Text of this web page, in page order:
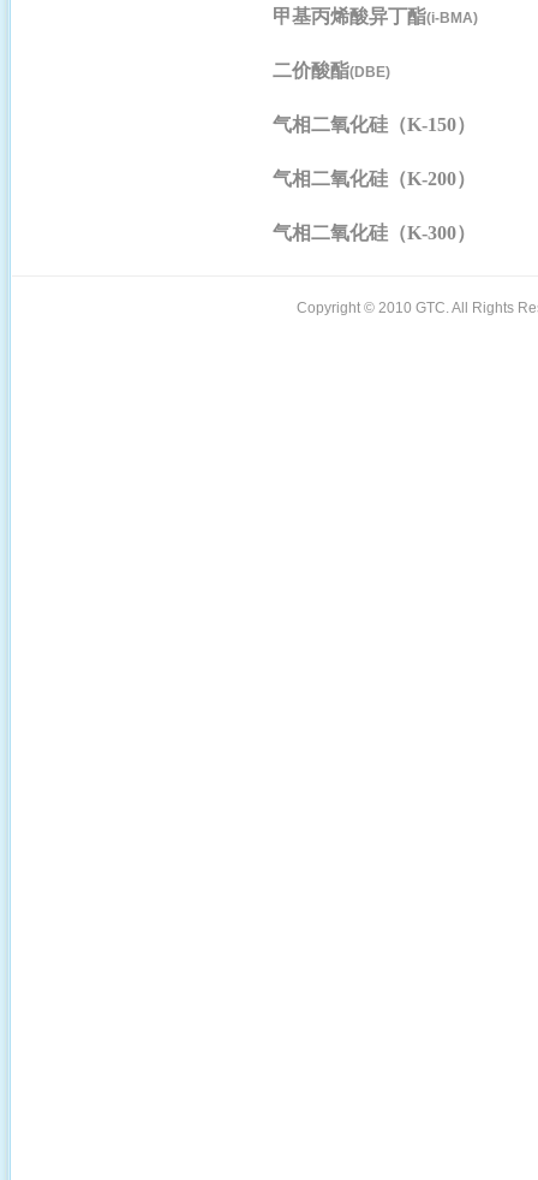
甲基丙烯酸异丁酯(i-BMA)
二价酸酯(DBE)
气相二氧化硅（K-150）
气相二氧化硅（K-200）
气相二氧化硅（K-300）
Copyright © 2010 GTC. All Rights